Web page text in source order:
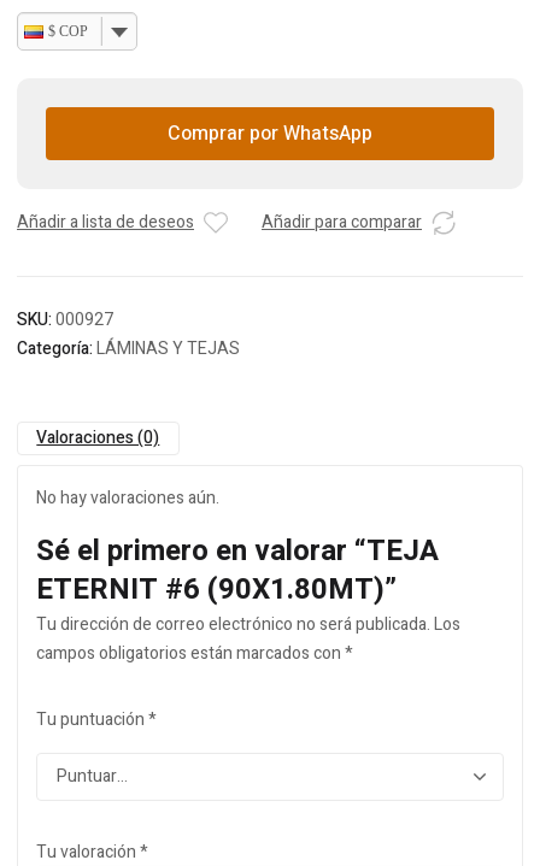
$ COP
Comprar por WhatsApp
Añadir a lista de deseos Añadir para comparar
SKU:000927
Categoría:LÁMINAS Y TEJAS
Valoraciones (0)
No hay valoraciones aún.
Sé el primero en valorar “TEJA
ETERNIT #6 (90X1.80MT)”
Tu dirección de correo electrónico no será publicada.Los
campos obligatorios están marcados con*
Tu puntuación*
Tu valoración*